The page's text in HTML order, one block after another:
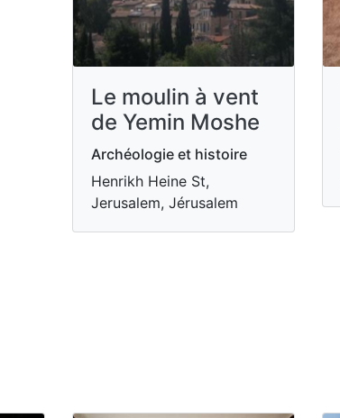
Le moulin à vent
de Yemin Moshe
Archéologie et histoire
Henrikh Heine St,
Jerusalem, Jérusalem